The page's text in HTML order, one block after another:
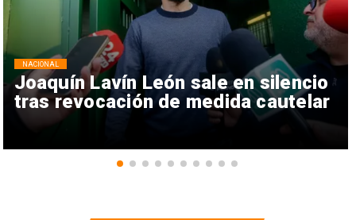
Joaquín Lavín León sale en silencio
tras revocación de medida cautelar
NACIONAL